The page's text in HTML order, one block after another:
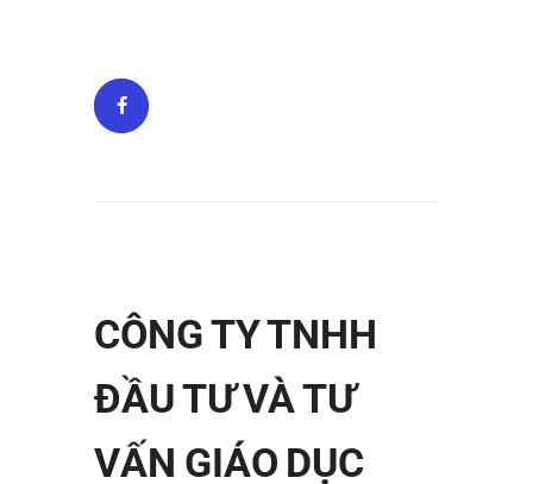
CÔNG TY TNHH
ĐẦU TƯ VÀ TƯ
VẤN GIÁO DỤC